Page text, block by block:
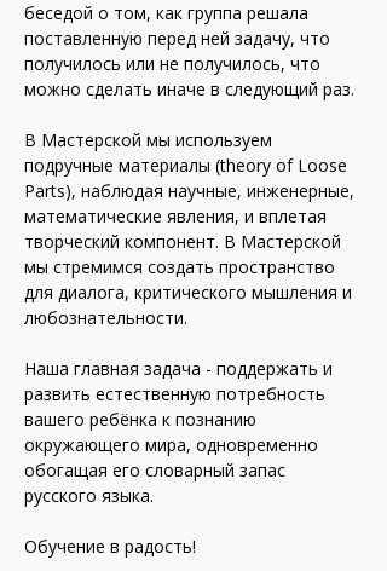
беседой о том, как группа решала
поставленную перед ней задачу, что
получилось или не получилось, что
можно сделать иначе в следующий раз.
В Мастерской мы используем
подручные материалы (theory of Loose
Parts), наблюдая научные, инженерные,
математические явления, и вплетая
творческий компонент. В Мастерской
мы стремимся создать пространство
для диалога, критического мышления и
любознательности.
Наша главная задача - поддержать и
развить естественную потребность
вашего ребёнка к познанию
окружающего мира, одновременно
обогащая его словарный запас
русского языка.
Обучение в радость!